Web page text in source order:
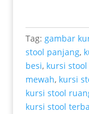
Tag: gambar
stool panjang,
besi, kursi stool
mewah, kursi
kursi stool
kursi stool